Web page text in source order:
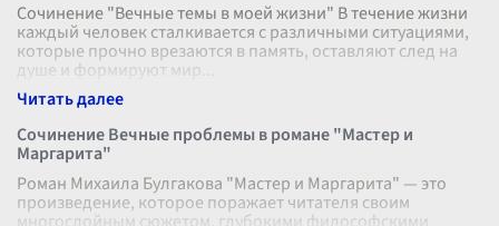
Сочинение "Вечные темы в моей жизни" В течение жизни
каждый человек сталкивается с различными ситуациями,
которые прочно врезаются в память, оставляют след на
душе и формируют мир
Сочинение Вечные проблемы в романе "Мастер и
Маргарита"
Роман Михаила Булгакова "Мастер и Маргарита" — это
произведение, которое поражает читателя своим